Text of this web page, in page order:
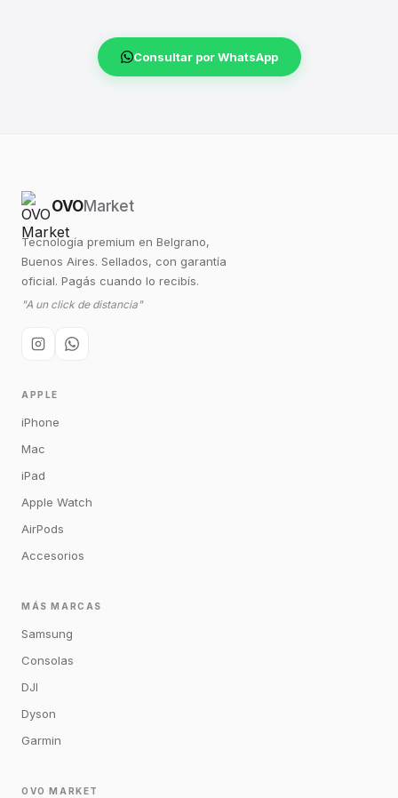
Consultar por WhatsApp
OVOMarket
Tecnología premium en Belgrano,
Buenos Aires. Sellados, con garantía
oficial. Pagás cuando lo recibís.
"A un click de distancia"
APPLE
iPhone
Mac
iPad
Apple Watch
AirPods
Accesorios
MÁS MARCAS
Samsung
Consolas
DJI
Dyson
Garmin
OVO MARKET